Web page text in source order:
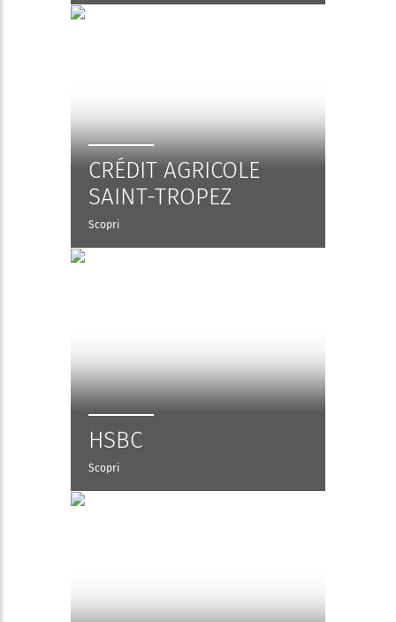
CRÉDIT AGRICOLE
SAINT-TROPEZ
Scopri
HSBC
Scopri